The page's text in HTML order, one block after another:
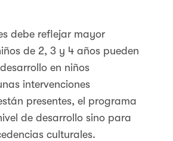
debe reflejar mayor
de 2, 3 y 4 años pueden
en niños
intervenciones
presentes, el programa
de desarrollo sino para
culturales.